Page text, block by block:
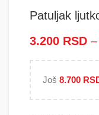
Patuljak
3.200 RSD –
Još 8.700